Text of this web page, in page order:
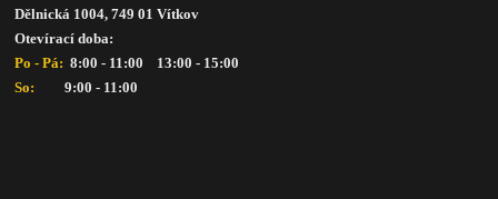
Dělnická 1004, 749 01 Vítkov
Otevírací doba:
Po - Pá: 8:00 - 11:00    13:00 - 15:00
So:
      9:00 - 11:00